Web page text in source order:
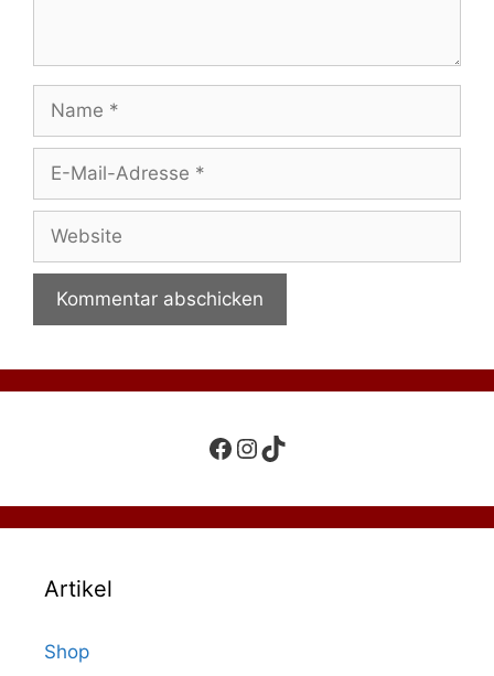
Mail-
Adresse
Facebook
Instagram
TikTok
Artikel
Shop